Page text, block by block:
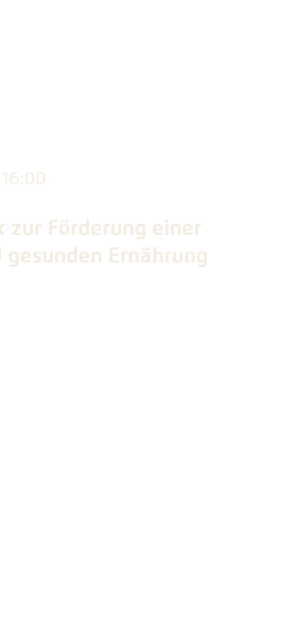
zur Förderung einer
Ernährung